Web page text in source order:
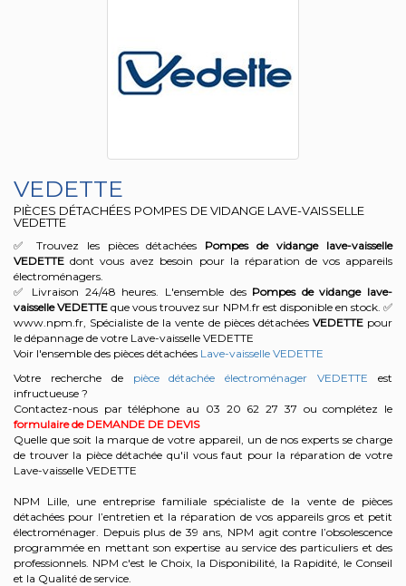
VEDETTE
PIÈCES DÉTACHÉES POMPES DE VIDANGE LAVE-VAISSELLE
VEDETTE
✅ Trouvez les pièces détachées Pompes de vidange lave-vaisselle
VEDETTE dont vous avez besoin pour la réparation de vos appareils
électroménagers.
✅ Livraison 24/48 heures. L'ensemble des Pompes de vidange lave-
vaisselle VEDETTE que vous trouvez sur NPM.fr est disponible en stock. ✅
www.npm.fr, Spécialiste de la vente de pièces détachées VEDETTEpour
le dépannage de votre Lave-vaisselle VEDETTE
Voir l'ensemble des pièces détachées Lave-vaisselle VEDETTE
Votre recherche de pièce détachée électroménager VEDETTE est
infructueuse ?
Contactez-nous par téléphone au 03 20 62 27 37 ou complétez le
formulaire de DEMANDE DE DEVIS
Quelle que soit la marque de votre appareil, un de nos experts se charge
de trouver la pièce détachée qu'il vous faut pour la réparation de votre
Lave-vaisselle VEDETTE
NPM Lille, une entreprise familiale spécialiste de la vente de pièces
détachées pour l’entretien et la réparation de vos appareils gros et petit
électroménager. Depuis plus de 39 ans, NPM agit contre l’obsolescence
programmée en mettant son expertise au service des particuliers et des
professionnels. NPM c'est le Choix, la Disponibilité, la Rapidité, le Conseil
et la Qualité de service.